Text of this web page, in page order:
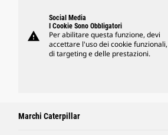
warning
Social Media
I Cookie Sono Obbligatori
Per abilitare questa funzione, devi
accettare l'uso dei cookie funzionali,
di targeting e delle prestazioni.
Marchi Caterpillar